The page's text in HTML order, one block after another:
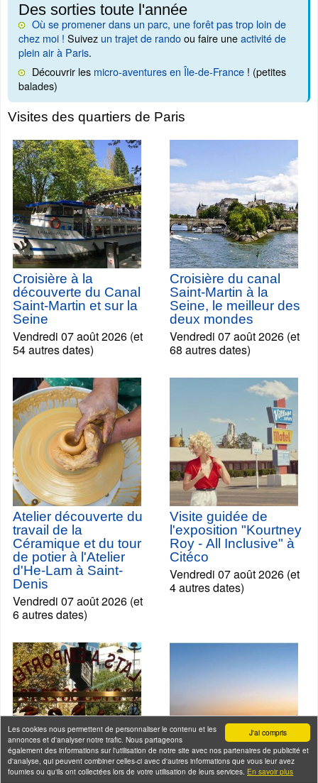
J'ai compris
Les cookies nous permettent de personnaliser le contenu et les
annonces et d'analyser notre trafic. Nous partageons
également des informations sur l'utilisation de notre site avec nos partenaires de publicité et
d'analyse, qui peuvent combiner celles-ci avec d'autres informations que vous leur avez
fournies ou qu'ils ont collectées lors de votre utilisation de leurs services. En savoir plus
Des sorties toute l'année
Où se promener dans un parc, une forêt pas trop loin de
chez moi ! Suivez un trajet de randoou faire uneactivité de
plein air à Paris.
Découvrir les micro-aventures en Île-de-France ! (petites
balades)
Visites des quartiers de Paris
Croisière à la
découverte du Canal
Saint-Martin et sur la
Seine
Vendredi 07 août 2026 (et
54 autres dates)
Croisière du canal
Saint-Martin à la
Seine, le meilleur des
deux mondes
Vendredi 07 août 2026 (et
68 autres dates)
Atelier découverte du
travail de la
Céramique et du tour
de potier à l'Atelier
d'He-Lam à Saint-
Denis
Vendredi 07 août 2026 (et
6 autres dates)
Visite guidée de
l'exposition "Kourtney
Roy - All Inclusive" à
Citéco
Vendredi 07 août 2026 (et
4 autres dates)